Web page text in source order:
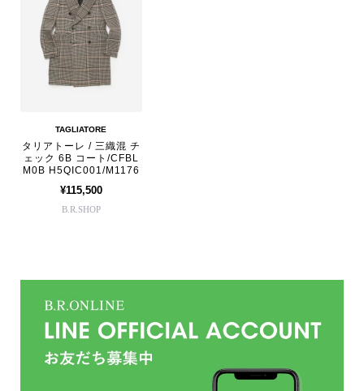
TAGLIATORE
タリアトーレ / 三織混 チ
ェック 6B コート/CFBL
M0B H5QIC001/M1176
¥115,500
B.R.SHOP